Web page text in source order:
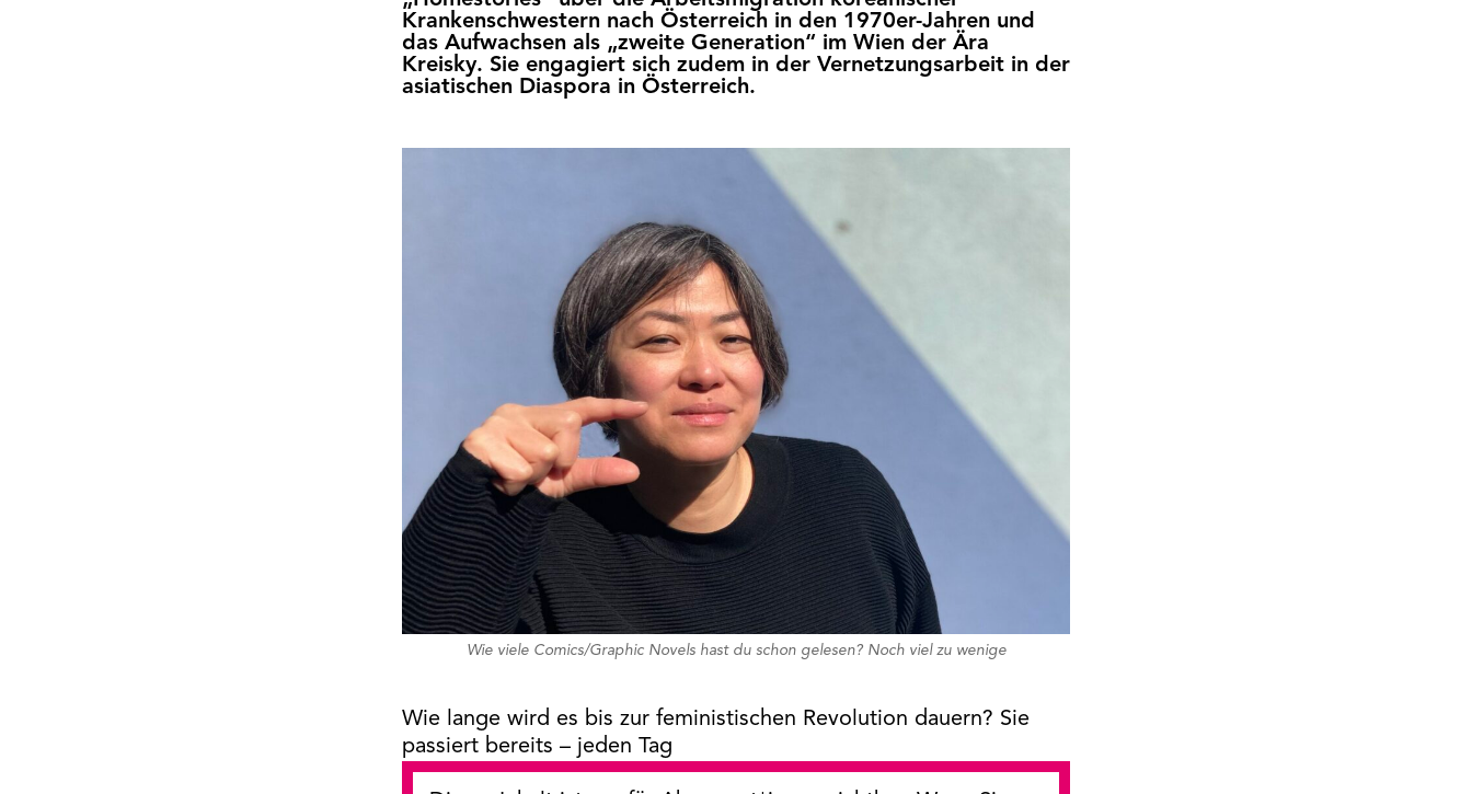
Krankenschwestern nach Österreich in den 1970er-Jahren und
das Aufwachsen als „zweite Generation“ im Wien der Ära
Kreisky. Sie engagiert sich zudem in der Vernetzungsarbeit in der
asiatischen Diaspora in Österreich.
Wie viele Comics/Graphic Novels hast du schon gelesen? Noch viel zu wenige
Wie lange wird es bis zur feministischen Revolution dauern? Sie
passiert bereits – jeden Tag